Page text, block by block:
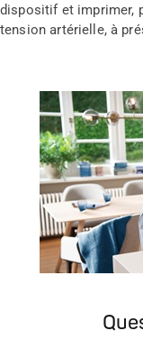
dispositif et imprimer,
tension artérielle, à